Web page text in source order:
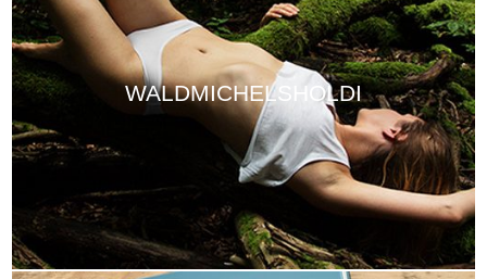
WALDMICHELSHOLDI